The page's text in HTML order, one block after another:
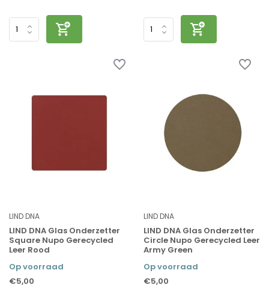
LIND DNA
LIND DNA Glas Onderzetter
Square Nupo Gerecycled
Leer Rood
Op voorraad
€5,00
LIND DNA
LIND DNA Glas Onderzetter
Circle Nupo Gerecycled Leer
Army Green
Op voorraad
€5,00